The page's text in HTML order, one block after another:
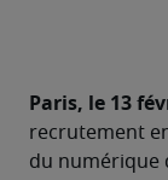
Paris, le 13
recrutement
du numérique